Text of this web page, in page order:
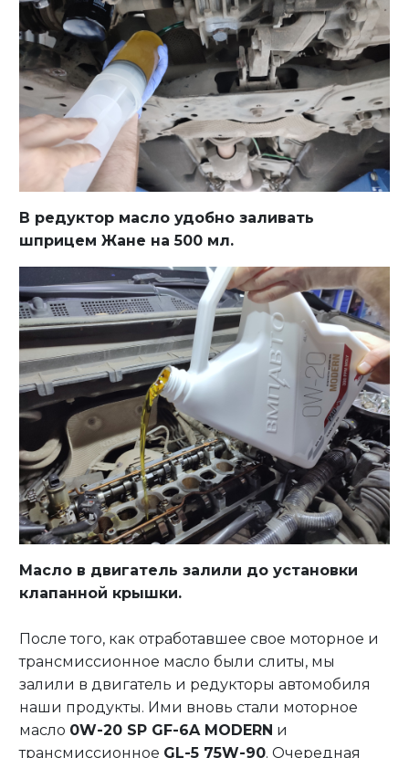
В редуктор масло удобно заливать
шприцем Жане на 500 мл.
Масло в двигатель залили до установки
клапанной крышки.
После того, как отработавшее свое моторное и
трансмиссионное масло были слиты, мы
залили в двигатель и редукторы автомобиля
наши продукты. Ими вновь стали моторное
масло 0W-20 SP GF-6A MODERN и
трансмиссионное GL-5 75W-90. Очередная